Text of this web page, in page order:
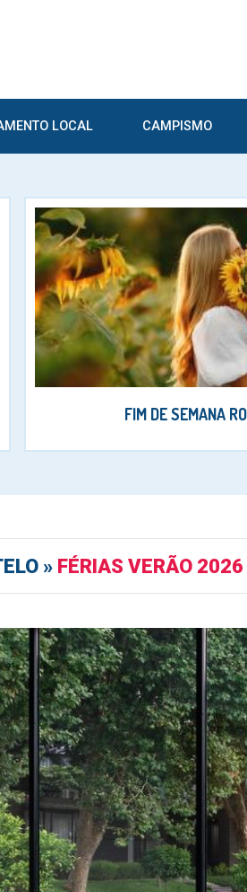
LOCAL CAMPISMO
FIM DE SEMANA
» FÉRIAS VERÃO